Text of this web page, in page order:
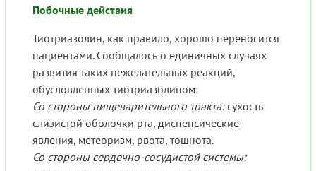
Побочные действия
Тиотриазолин, как правило, хорошо переносится
пациентами. Сообщалось о единичных случаях
развития таких нежелательных реакций,
обусловленных тиотриазолином:
Со стороны пищеварительного тракта:сухость
слизистой оболочки рта, диспепсические
явления, метеоризм, рвота, тошнота.
Со стороны сердечно-сосудистой системы: